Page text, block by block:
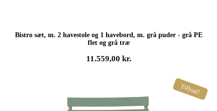
Bistro sæt, m. 2 havestole og 1 havebord, m. grå puder - grå PE
flet og grå træ
11.559,00 kr.
Tilbud!